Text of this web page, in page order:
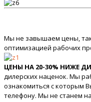
Мы не завышаем цены,
оптимизацией рабочих
ЦЕНЫ НА 20-30% НИЖЕ
дилерских наценок. Мы
ознакомиться с которым
телефону. Мы не станем